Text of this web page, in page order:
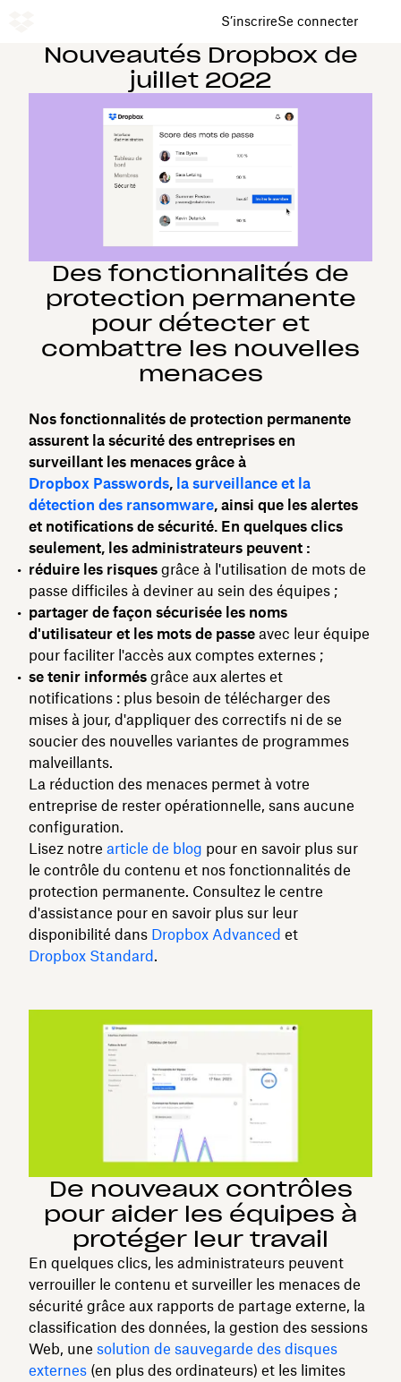
S’inscrireSe connecter
Nouveautés Dropbox de
juillet 2022
Des fonctionnalités de
protection permanente
pour détecter et
combattre les nouvelles
menaces
Nos fonctionnalités de protection permanente
assurent la sécurité des entreprises en
surveillant les menaces grâce à
Dropbox Passwords, la surveillance et la
détection des ransomware, ainsi que les alertes
et notifications de sécurité. En quelques clics
seulement, les administrateurs peuvent :
réduire les risques grâce à l'utilisation de mots de
passe difficiles à deviner au sein des équipes ;
partager de façon sécurisée les noms
d'utilisateur et les mots de passe avec leur équipe
pour faciliter l'accès aux comptes externes ;
se tenir informés grâce aux alertes et
notifications : plus besoin de télécharger des
mises à jour, d'appliquer des correctifs ni de se
soucier des nouvelles variantes de programmes
malveillants.
La réduction des menaces permet à votre
entreprise de rester opérationnelle, sans aucune
configuration.
Lisez notre article de blog pour en savoir plus sur
le contrôle du contenu et nos fonctionnalités de
protection permanente. Consultez le centre
d'assistance pour en savoir plus sur leur
disponibilité dans Dropbox Advanced et
Dropbox Standard.
De nouveaux contrôles
pour aider les équipes à
protéger leur travail
En quelques clics, les administrateurs peuvent
verrouiller le contenu et surveiller les menaces de
sécurité grâce aux rapports de partage externe, la
classification des données, la gestion des sessions
Web, une solution de sauvegarde des disques
externes (en plus des ordinateurs) et les limites